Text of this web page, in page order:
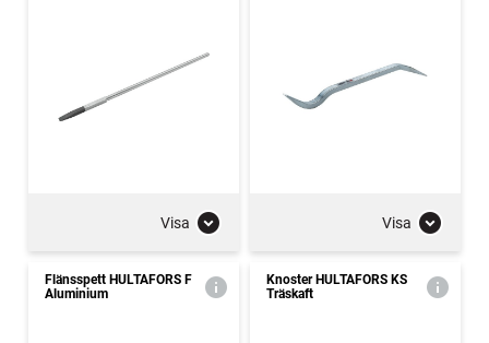
Visa Visa
Flänsspett HULTAFORS F
Aluminium
Knoster HULTAFORS KS
Träskaft